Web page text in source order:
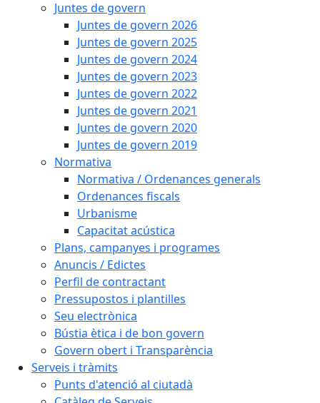
Juntes de govern
Juntes de govern 2026
Juntes de govern 2025
Juntes de govern 2024
Juntes de govern 2023
Juntes de govern 2022
Juntes de govern 2021
Juntes de govern 2020
Juntes de govern 2019
Normativa
Normativa / Ordenances generals
Ordenances fiscals
Urbanisme
Capacitat acústica
Plans, campanyes i programes
Anuncis / Edictes
Perfil de contractant
Pressupostos i plantilles
Seu electrònica
Bústia ètica i de bon govern
Govern obert i Transparència
Serveis i tràmits
Punts d'atenció al ciutadà